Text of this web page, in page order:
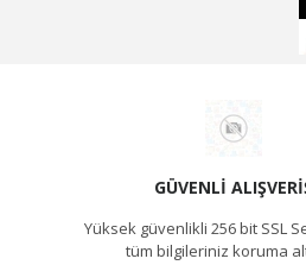
GÜVENLI
Yüksek güvenlikli 256 bit SSL
tüm bilgileriniz koruma